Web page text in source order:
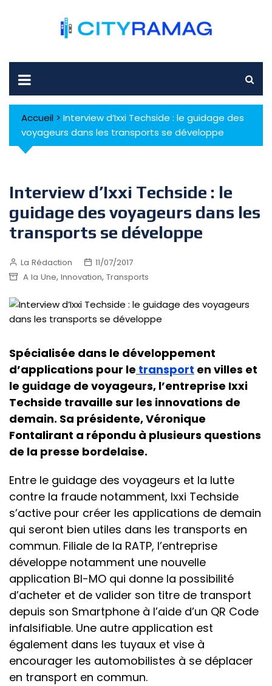
Accueil > Interview d’Ixxi Techside : le guidage des
voyageurs dans les transports se développe
Interview d’Ixxi Techside : le
guidage des voyageurs dans les
transports se développe
La Rédaction
11/07/2017
A la Une, Innovation, Transports
Spécialisée dans le développement
d’applications pour le transport en villes et
le guidage de voyageurs, l’entreprise Ixxi
Techside travaille sur les innovations de
demain. Sa présidente, Véronique
Fontalirant a répondu à plusieurs questions
de la presse bordelaise.
Entre le guidage des voyageurs et la lutte
contre la fraude notamment, Ixxi Techside
s’active pour créer les applications de demain
qui seront bien utiles dans les transports en
commun. Filiale de la RATP, l’entreprise
développe notamment une nouvelle
application BI-MO qui donne la possibilité
d’acheter et de valider son titre de transport
depuis son Smartphone à l’aide d’un QR Code
infalsifiable. Une autre application est
également dans les tuyaux et vise à
encourager les automobilistes à se déplacer
en transport en commun.